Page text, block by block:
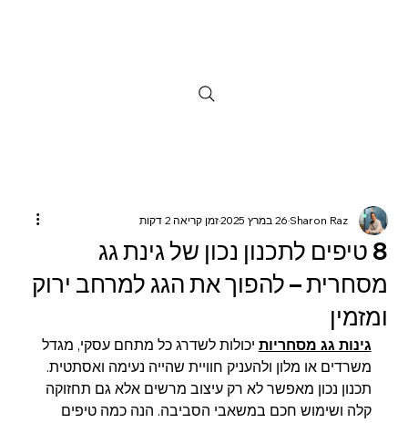
8 טיפים לתכנון נכון של גינת גג
מסחרית – להפוך את הגג למרחב ירוק
ומזמין
Sharon Raz26 במרץ 2025 זמן קריאה 2 דקות
גינות גג מסחריות יכולות לשדרג כל מתחם עסקי, מגדל
משרדים או מלון ולהעניק חוויית שהייה נעימה ואסתטית.
תכנון נכון מאפשר לא רק עיצוב מרשים אלא גם תחזוקה
קלה ושימוש חכם במשאבי הסביבה. הנה כמה טיפים